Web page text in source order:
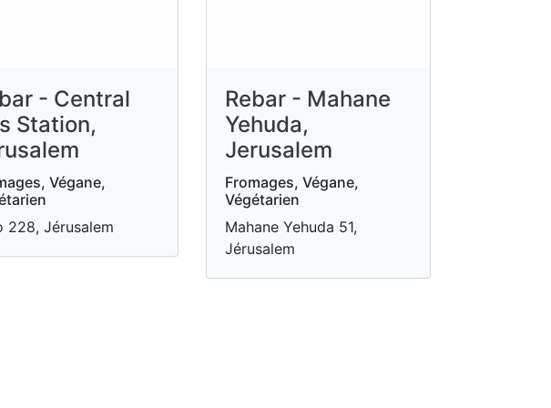
- Central
Station,
Végane,
228, Jérusalem
Rebar - Mahane
Yehuda,
Jerusalem
Fromages, Végane,
Végétarien
Mahane Yehuda 51,
Jérusalem